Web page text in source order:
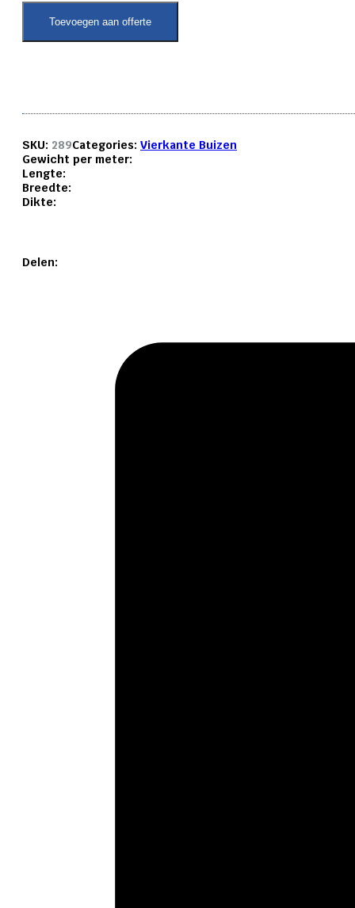
120x120x5
aantalToevoegen aan offerte
SKU: 289Categories: Vierkante Buizen
Gewicht per meter:
Lengte:
Breedte:
Dikte:
Delen: